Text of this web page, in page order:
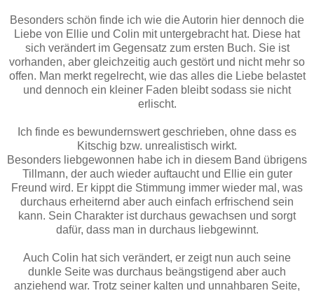
Besonders schön finde ich wie die Autorin hier dennoch die
Liebe von Ellie und Colin mit untergebracht hat. Diese hat
sich verändert im Gegensatz zum ersten Buch. Sie ist
vorhanden, aber gleichzeitig auch gestört und nicht mehr so
offen. Man merkt regelrecht, wie das alles die Liebe belastet
und dennoch ein kleiner Faden bleibt sodass sie nicht
erlischt.
Ich finde es bewundernswert geschrieben, ohne dass es
Kitschig bzw. unrealistisch wirkt.
Besonders liebgewonnen habe ich in diesem Band übrigens
Tillmann, der auch wieder auftaucht und Ellie ein guter
Freund wird. Er kippt die Stimmung immer wieder mal, was
durchaus erheiternd aber auch einfach erfrischend sein
kann. Sein Charakter ist durchaus gewachsen und sorgt
dafür, dass man in durchaus liebgewinnt.
Auch Colin hat sich verändert, er zeigt nun auch seine
dunkle Seite was durchaus beängstigend aber auch
anziehend war. Trotz seiner kalten und unnahbaren Seite,